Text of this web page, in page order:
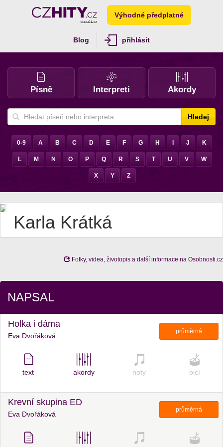
Výhodné předplatné
Blog přihlásit
Písně Interpreti Akordy
Hledej
0-9 A B C D E F G H J K
L M N O P Q R S T U V W
X Y Z
Karla Krátká
Fotky, videa, životopis a další informace na Osobnosti.cz
NAPSAL
Holka i dáma
Eva Dvořáková
průměrná
text akordy noty bicí
Krevní skupina ED
Eva Dvořáková
průměrná